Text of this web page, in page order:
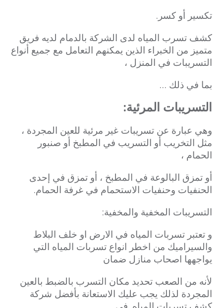
تكسير أو كسر.
كشف تسرب المياه لدى الشركة بالدمام لديه فريق
متميز من الخبراء الذين يمكنهم التعامل مع جميع أنواع
التسريبات في المنزل ،
بما في ذلك …
التسريبات المرئية:
وهي عبارة عن تسريبات غير مرئية للعين المجردة ،
مثل التخريب أو التسريب في المطبخ أو صنبور
الحمام ،
أو تمزق البالوعة في المطبخ ، أو تمزق في إحدى
الحنفيات وحنفيات الاستحمام في غرفة الحمام.
التسريبات المخفية والمخفية:
و تعتبر تسربات المياه في الارض او خلف البلاط
والسيراميك من اخطر انواع تسربات المياه التي
يواجهها اصحاب منازل ضمان
لأنه من الصعب تحديد مكان التسرب بالضبط بالعين
المجردة لذلك يجب عليك الاستعانة بأفضل شركة